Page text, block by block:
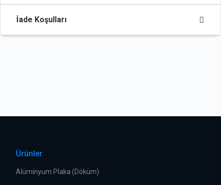
İade Koşulları
Ürünler
Alüminyum Plaka (Döküm)